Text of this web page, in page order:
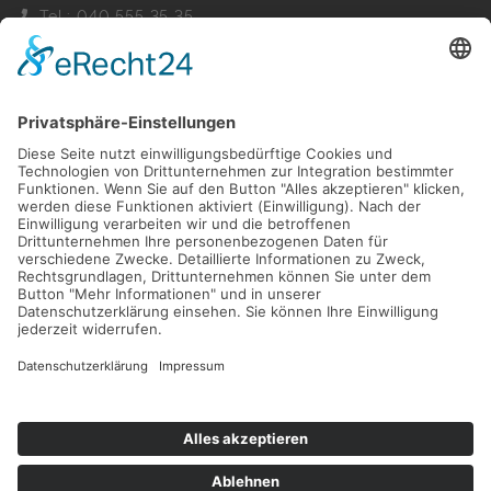
Tel.: 040 555 35 35
Fax: 040 555 22 44
Nachricht senden
Navigation
Immobilien Aktuelles
Für Eigentümer Kontakt
Referenzen Impressum
Verwaltung
Vertrag widerrufen